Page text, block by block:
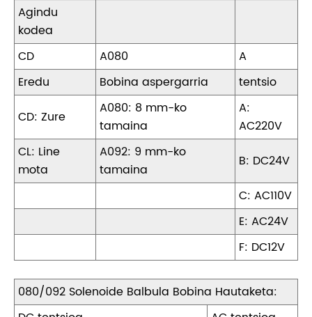
Agindu
kodea
CD
A080
A
Eredu
Bobina aspergarria
tentsio
CD: Zure
A080: 8 mm-ko
tamaina
A:
AC220V
CL: Line
mota
A092: 9 mm-ko
tamaina
B: DC24V
C: AC110V
E: AC24V
F: DC12V
080/092 Solenoide Balbula Bobina Hautaketa: